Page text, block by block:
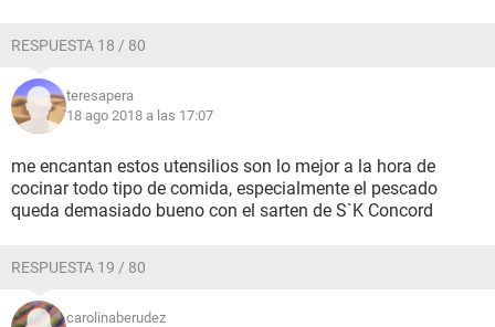
RESPUESTA 18 / 80
teresapera
18 ago 2018 a las 17:07
me encantan estos utensilios son lo mejor a la hora de
cocinar todo tipo de comida, especialmente el pescado
queda demasiado bueno con el sarten de S`K Concord
RESPUESTA 19 / 80
carolinaberudez